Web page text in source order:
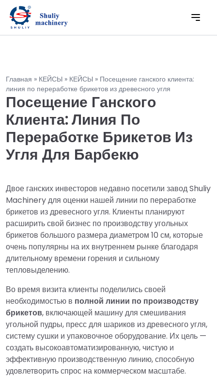
Главная » КЕЙСЫ » КЕЙСЫ » Посещение ганского клиента:
линия по переработке брикетов из древесного угля
Посещение Ганского
Клиента: Линия По
Переработке Брикетов Из
Угля Для Барбекю
Двое ганских инвесторов недавно посетили завод Shuliy
Machinery для оценки нашей линии по переработке
брикетов из древесного угля. Клиенты планируют
расширить свой бизнес по производству угольных
брикетов большого размера диаметром 10 см, которые
очень популярны на их внутреннем рынке благодаря
длительному времени горения и сильному
тепловыделению.
Во время визита клиенты поделились своей
необходимостью в полной линии по производству
брикетов, включающей машину для смешивания
угольной пудры, пресс для шариков из древесного угля,
систему сушки и упаковочное оборудование. Их цель —
создать высокоавтоматизированную, чистую и
эффективную производственную линию, способную
удовлетворить спрос на коммерческом масштабе.